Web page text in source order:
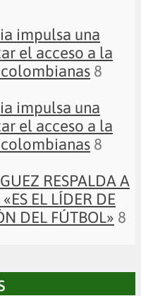
impulsa una
el acceso a la
8
impulsa una
el acceso a la
8
RESPALDA A
EL LÍDER DE
DEL FÚTBOL» 8